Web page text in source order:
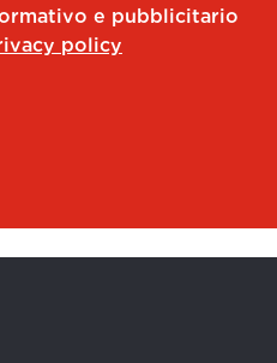
e pubblicitario
policy